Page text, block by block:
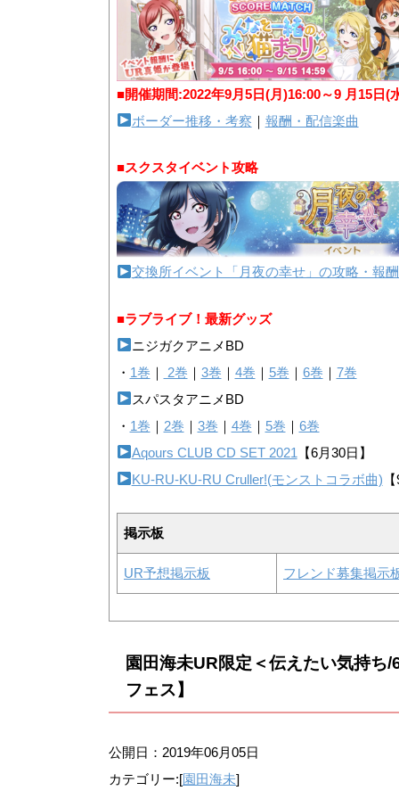
■開催期間:2022年9月5日(月)16:00～9 月15日(
ボーダー推移・考察 ｜ 報酬・配信楽曲
■スクスタイベント攻略
交換所イベント「月夜の幸せ」の攻略・報
■ラブライブ！最新グッズ
ニジガクアニメBD
・ 1巻 ｜ 2巻 ｜ 3巻 ｜ 4巻 ｜ 5巻 ｜ 6巻 ｜ 7巻
スパスタアニメBD
・ 1巻 ｜ 2巻 ｜ 3巻 ｜ 4巻 ｜ 5巻 ｜ 6巻
Aqours CLUB CD SET 2021 【6月30日】
KU-RU-KU-RU Cruller!(モンストコラボ曲)
掲示板
UR予想掲示板 フレンド募集掲示
園田海未UR限定＜伝えたい気持ち
フェス】
公開日： 2019年06月05日
カテゴリー:[園田海未]